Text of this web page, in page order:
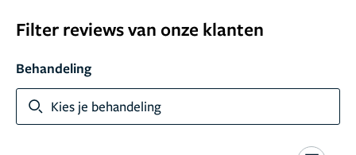
Filter reviews van onze klanten
Behandeling
Kies je behandeling